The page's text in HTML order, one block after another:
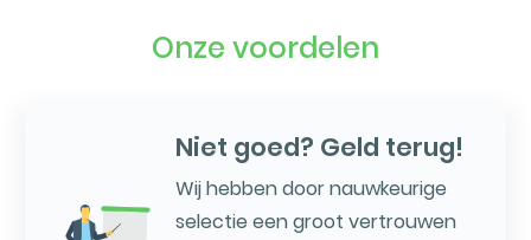
Onze voordelen
Niet goed? Geld terug!
Wij hebben door nauwkeurige
selectie een groot vertrouwen